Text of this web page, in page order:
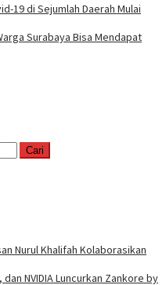
19 di Sejumlah Daerah Mulai
Surabaya Bisa Mendapat
Nurul Khalifah Kolaborasikan
NVIDIA Luncurkan Zankore by